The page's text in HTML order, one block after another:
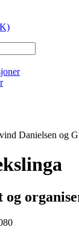
Danielsen og